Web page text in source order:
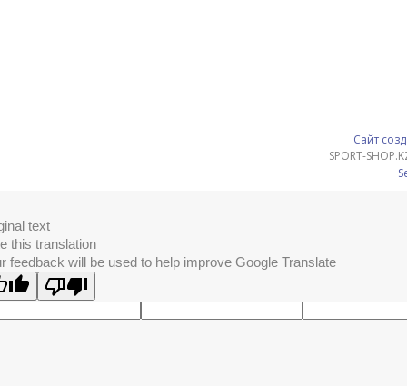
Сайт
SPORT-
text
this translation
feedback will be used to help improve Google Translate